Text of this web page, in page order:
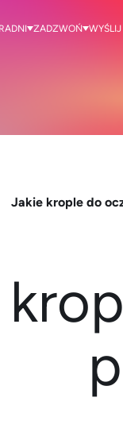
Jakie krople do
ZADZWOŃ